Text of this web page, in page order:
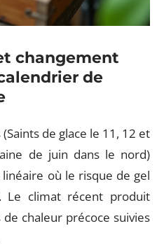
changement
de
de glace le 11, 12 et
de juin dans le nord)
où le risque de gel
Le climat récent produit
de chaleur précoce suivies